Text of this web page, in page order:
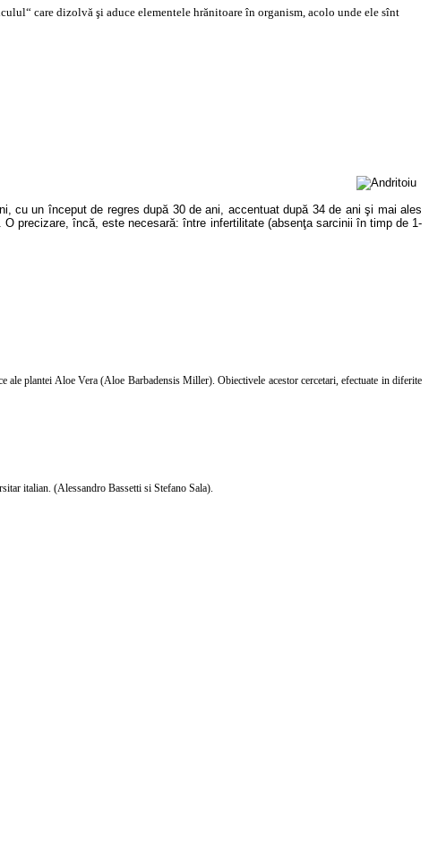
care dizolvă şi aduce elementele hrănitoareîn organism, acolo unde ele sînt
cu un început de regres după 30 de ani, accentuat după 34 de ani şi mai ales
precizare, încă, este necesară: între infertilitate (absenţa sarcinii în timp de 1-
ale plantei Aloe Vera (Aloe Barbadensis Miller).Obiectivele acestor cercetari,efectuate in diferite
italian. (Alessandro Bassetti si Stefano Sala).